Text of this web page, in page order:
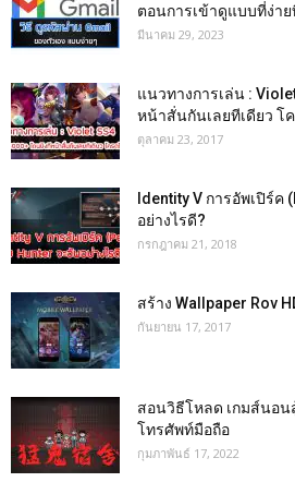
ตอนการเข้าดูแบบที่ง่า
มีนาคม 29, 2023
แนวทางการเล่น :
หน้าสั่นกันเลยทีเดียว โ
ตุลาคม 23, 2017
Identity V การอัพเปิร์ค
อย่างไรดี?
กรกฎาคม 21, 2018
สร้าง Wallpaper Rov
กันยายน 17, 2017
สอนวิธีโหลด เกมส์นอน
โทรศัพท์มือถือ
กุมภาพันธ์ 17, 2022